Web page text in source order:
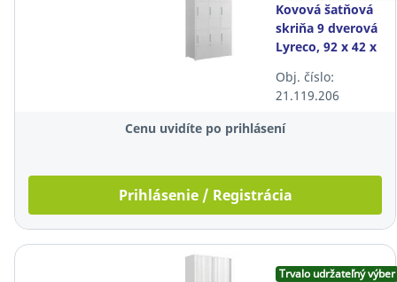
Kovová šatňová
skriňa 9 dverová
Lyreco, 92 x 42 x
uzamykateľná,
biela
Obj. číslo:
21.119.206
Cenu uvidíte po prihlásení
Prihlásenie / Registrácia
Trvalo udržateľný výber